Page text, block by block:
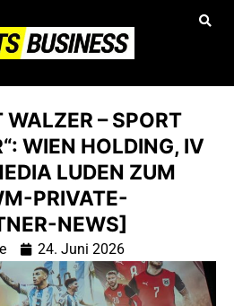
WALZER – SPORT
WIEN HOLDING, IV
LUDEN ZUM
PRIVATE-
NEWS]
24. Juni 2026